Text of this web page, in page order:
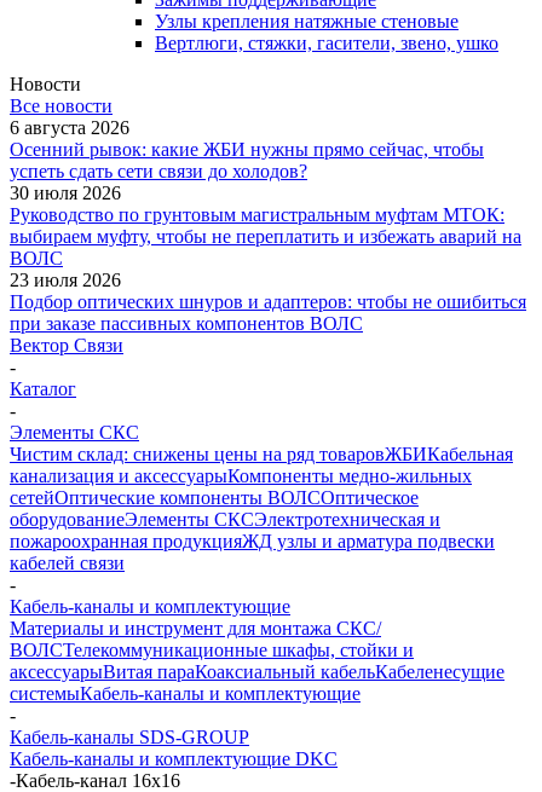
Узлы крепления натяжные стеновые
Вертлюги, стяжки, гасители, звено, ушко
Новости
Все новости
6 августа 2026
Осенний рывок: какие ЖБИ нужны прямо сейчас, чтобы
успеть сдать сети связи до холодов?
30 июля 2026
Руководство по грунтовым магистральным муфтам МТОК:
выбираем муфту, чтобы не переплатить и избежать аварий на
ВОЛС
23 июля 2026
Подбор оптических шнуров и адаптеров: чтобы не ошибиться
при заказе пассивных компонентов ВОЛС
Вектор Связи
-
Каталог
-
Элементы СКС
Чистим склад: снижены цены на ряд товаровЖБИКабельная
канализация и аксессуарыКомпоненты медно-жильных
сетейОптические компоненты ВОЛСОптическое
оборудованиеЭлементы СКСЭлектротехническая и
пожароохранная продукцияЖД узлы и арматура подвески
кабелей связи
-
Кабель-каналы и комплектующие
Материалы и инструмент для монтажа СКС/
ВОЛСТелекоммуникационные шкафы, стойки и
аксессуарыВитая параКоаксиальный кабельКабеленесущие
системыКабель-каналы и комплектующие
-
Кабель-каналы SDS-GROUP
Кабель-каналы и комплектующие DKC
-Кабель-канал 16х16